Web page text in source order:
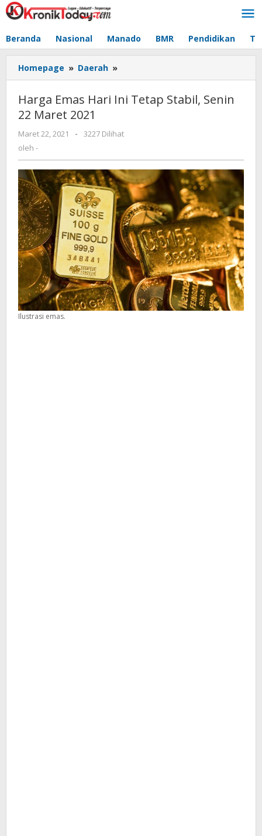
Lewati
ke
Beranda Nasional Manado BMR Pendidikan
Homepage » Daerah »
Emas
Ini
Stabil,
2021
Harga Emas Hari Ini Tetap Stabil, Senin
22 Maret 2021
Maret 22, 2021
oleh
-
3227 Dilihat
oleh -
Ilustrasi emas.